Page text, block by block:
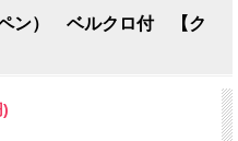
ペン） ベルクロ付 【ク